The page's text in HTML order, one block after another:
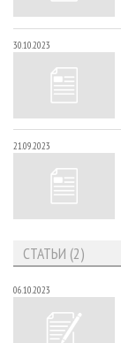
30.10.2023
21.09.2023
СТАТЬИ (2)
06.10.2023